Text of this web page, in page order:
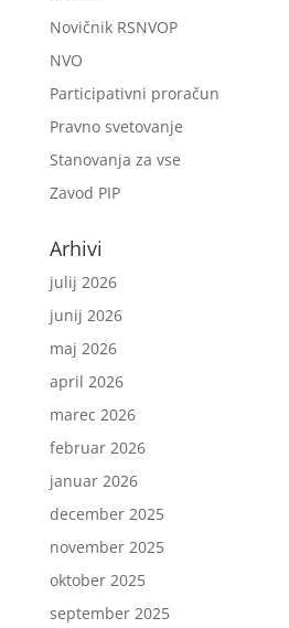
Novičnik RSNVOP
NVO
Participativni proračun
Pravno svetovanje
Stanovanja za vse
Zavod PIP
Arhivi
julij 2026
junij 2026
maj 2026
april 2026
marec 2026
februar 2026
januar 2026
december 2025
november 2025
oktober 2025
september 2025